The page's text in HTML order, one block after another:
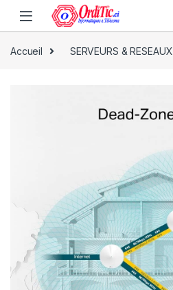
Accueil SERVEURS & RESEAUX